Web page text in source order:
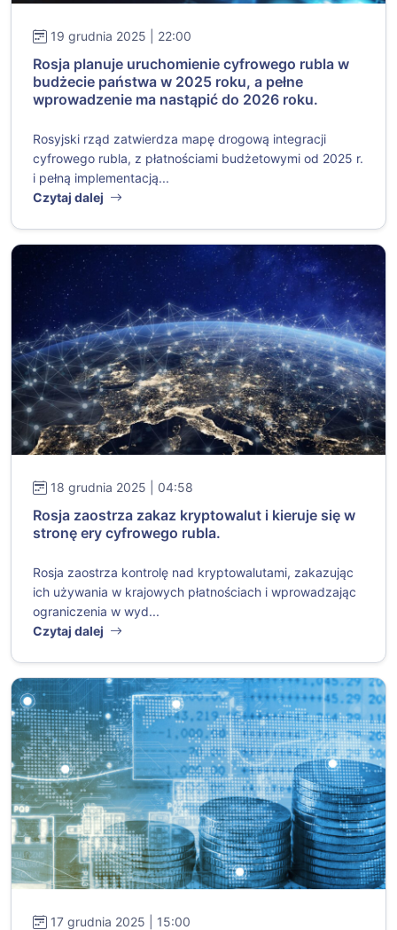
19 grudnia 2025 | 22:00
Rosja planuje uruchomienie cyfrowego rubla w
budżecie państwa w 2025 roku, a pełne
wprowadzenie ma nastąpić do 2026 roku.
Rosyjski rząd zatwierdza mapę drogową integracji
cyfrowego rubla, z płatnościami budżetowymi od 2025 r.
i pełną implementacją...
Czytaj dalej
18 grudnia 2025 | 04:58
Rosja zaostrza zakaz kryptowalut i kieruje się w
stronę ery cyfrowego rubla.
Rosja zaostrza kontrolę nad kryptowalutami, zakazując
ich używania w krajowych płatnościach i wprowadzając
ograniczenia w wyd...
Czytaj dalej
17 grudnia 2025 | 15:00